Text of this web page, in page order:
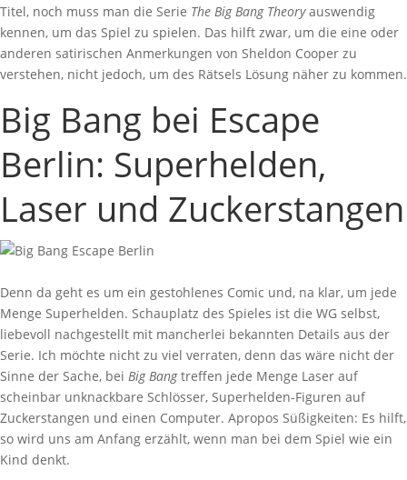
Titel, noch muss man die Serie The Big Bang Theoryauswendig
kennen, um das Spiel zu spielen. Das hilft zwar, um die eine oder
anderen satirischen Anmerkungen von Sheldon Cooper zu
verstehen, nicht jedoch, um des Rätsels Lösung näher zu kommen.
Big Bang bei Escape
Berlin: Superhelden,
Laser und Zuckerstangen
Denn da geht es um ein gestohlenes Comic und, na klar, um jede
Menge Superhelden. Schauplatz des Spieles ist die WG selbst,
liebevoll nachgestellt mit mancherlei bekannten Details aus der
Serie. Ich möchte nicht zu viel verraten, denn das wäre nicht der
Sinne der Sache, bei Big Bangtreffen jede Menge Laser auf
scheinbar unknackbare Schlösser, Superhelden-Figuren auf
Zuckerstangen und einen Computer. Apropos Süßigkeiten: Es hilft,
so wird uns am Anfang erzählt, wenn man bei dem Spiel wie ein
Kind denkt.